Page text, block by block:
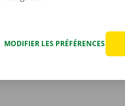
MODIFIER LES PRÉFÉRENCES